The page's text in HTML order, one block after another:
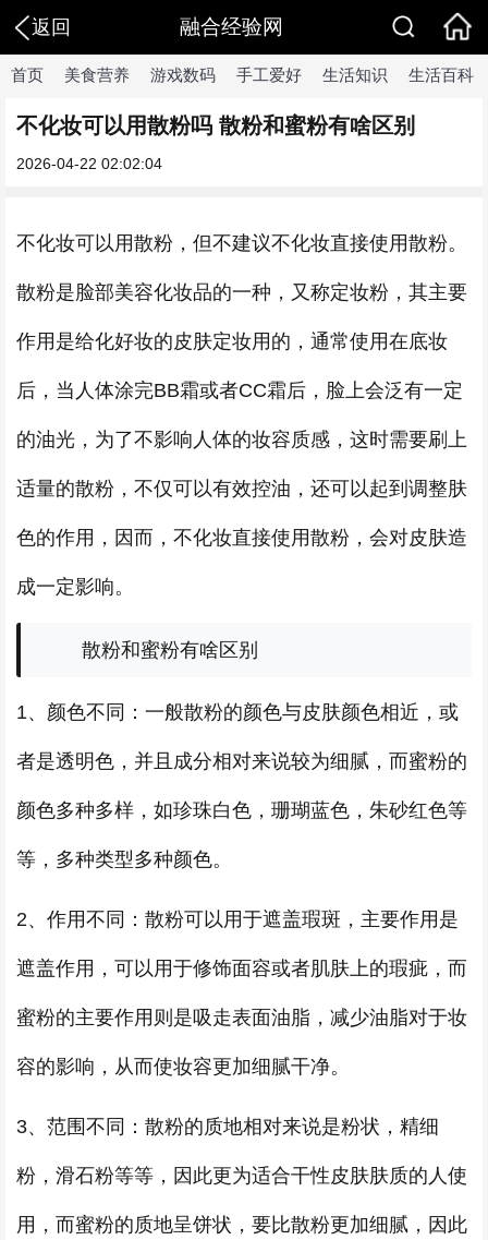
返回 融合经验网
首页 美食营养 游戏数码 手工爱好 生活知识 生活百科
不化妆可以用散粉吗 散粉和蜜粉有啥区别
2026-04-22 02:02:04
不化妆可以用散粉，但不建议不化妆直接使用散粉。
散粉是脸部美容化妆品的一种，又称定妆粉，其主要
作用是给化好妆的皮肤定妆用的，通常使用在底妆
后，当人体涂完BB霜或者CC霜后，脸上会泛有一定
的油光，为了不影响人体的妆容质感，这时需要刷上
适量的散粉，不仅可以有效控油，还可以起到调整肤
色的作用，因而，不化妆直接使用散粉，会对皮肤造
成一定影响。
散粉和蜜粉有啥区别
1、颜色不同：一般散粉的颜色与皮肤颜色相近，或
者是透明色，并且成分相对来说较为细腻，而蜜粉的
颜色多种多样，如珍珠白色，珊瑚蓝色，朱砂红色等
等，多种类型多种颜色。
2、作用不同：散粉可以用于遮盖瑕斑，主要作用是
遮盖作用，可以用于修饰面容或者肌肤上的瑕疵，而
蜜粉的主要作用则是吸走表面油脂，减少油脂对于妆
容的影响，从而使妆容更加细腻干净。
3、范围不同：散粉的质地相对来说是粉状，精细
粉，滑石粉等等，因此更为适合干性皮肤肤质的人使
用，而蜜粉的质地呈饼状，要比散粉更加细腻，因此